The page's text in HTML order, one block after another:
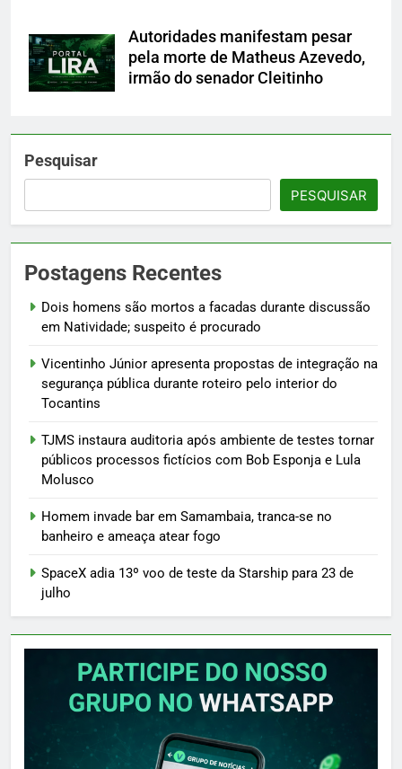
Autoridades manifestam pesar
pela morte de Matheus Azevedo,
irmão do senador Cleitinho
Pesquisar
PESQUISAR
Postagens Recentes
Dois homens são mortos a facadas durante discussão
em Natividade; suspeito é procurado
Vicentinho Júnior apresenta propostas de integração na
segurança pública durante roteiro pelo interior do
Tocantins
TJMS instaura auditoria após ambiente de testes tornar
públicos processos fictícios com Bob Esponja e Lula
Molusco
Homem invade bar em Samambaia, tranca-se no
banheiro e ameaça atear fogo
SpaceX adia 13º voo de teste da Starship para 23 de
julho